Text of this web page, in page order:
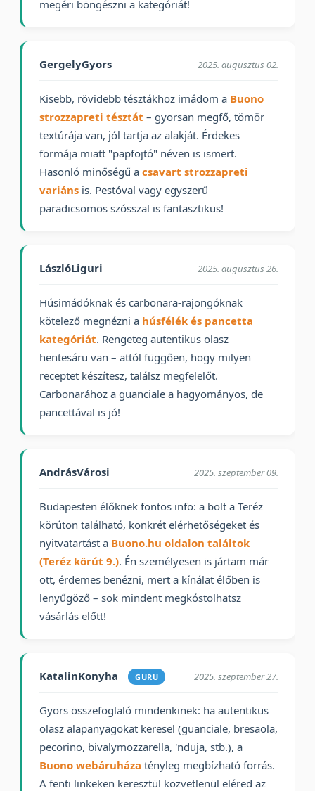
megéri böngészni a kategóriát!
GergelyGyors 2025. augusztus 02.
Kisebb, rövidebb tésztákhoz imádom a Buono
strozzapreti tésztát – gyorsan megfő, tömör
textúrája van, jól tartja az alakját. Érdekes
formája miatt "papfojtó" néven is ismert.
Hasonló minőségű a csavart strozzapreti
variáns is. Pestóval vagy egyszerű
paradicsomos szósszal is fantasztikus!
LászlóLiguri 2025. augusztus 26.
Húsimádóknak és carbonara-rajongóknak
kötelező megnézni a húsfélék és pancetta
kategóriát. Rengeteg autentikus olasz
hentesáru van – attól függően, hogy milyen
receptet készítesz, találsz megfelelőt.
Carbonarához a guanciale a hagyományos, de
pancettával is jó!
AndrásVárosi 2025. szeptember 09.
Budapesten élőknek fontos info: a bolt a Teréz
körúton található, konkrét elérhetőségeket és
nyitvatartást a Buono.hu oldalon találtok
(Teréz körút 9.). Én személyesen is jártam már
ott, érdemes benézni, mert a kínálat élőben is
lenyűgöző – sok mindent megkóstolhatsz
vásárlás előtt!
KatalinKonyha GURU 2025. szeptember 27.
Gyors összefoglaló mindenkinek: ha autentikus
olasz alapanyagokat keresel (guanciale, bresaola,
pecorino, bivalymozzarella, 'nduja, stb.), a
Buono webáruháza tényleg megbízható forrás.
A fenti linkeken keresztül közvetlenül eléred az